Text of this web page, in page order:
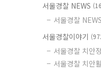
서울경찰 NEWS
서울경찰 NEWS
서울경찰이야기
서울경찰 치안
서울경찰 치안